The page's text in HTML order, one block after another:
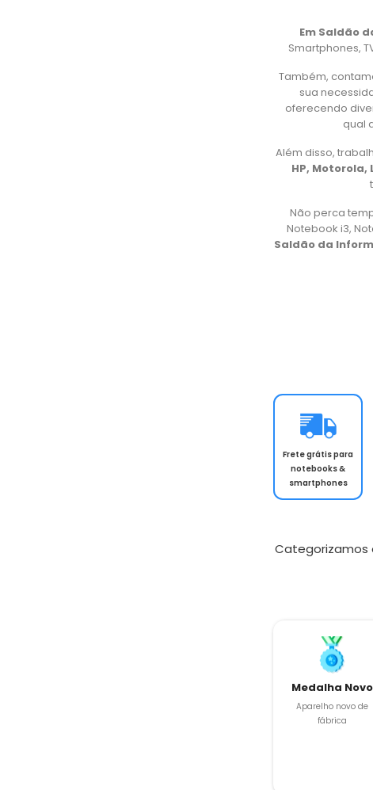
Em Saldão
Smartphones,
Também,
sua
oferecendo
qual
Além disso,
HP, Motorola,
Não perca
Notebook i3,
Saldão da
Frete grátis para
notebooks &
smartphones
Categorizamos
Medalha Novo
Aparelho novo de
fábrica